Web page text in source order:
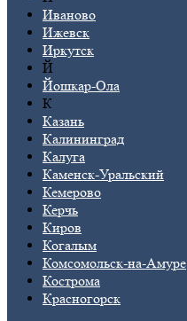
Иваново
Ижевск
Иркутск
Й
Йошкар-Ола
К
Казань
Калининград
Калуга
Каменск-Уральский
Кемерово
Керчь
Киров
Когалым
Комсомольск-на-Амуре
Кострома
Красногорск